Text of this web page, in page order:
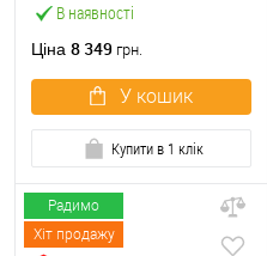
В наявності
Ціна 8 349 грн.
У кошик
Купити в 1 клік
Радимо
Хіт продажу